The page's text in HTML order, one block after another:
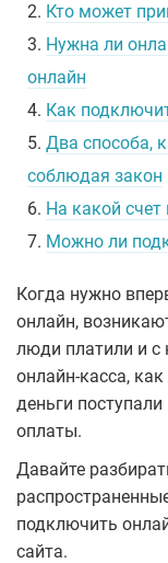
2. Кто может
3. Нужна ли
онлайн
4. Как
5. Два способа,
соблюдая закон
6. На какой счет
7. Можно ли
Когда нужно
онлайн,
люди платили и с
онлайн-касса,
деньги
оплаты.
Давайте
подключить
сайта.